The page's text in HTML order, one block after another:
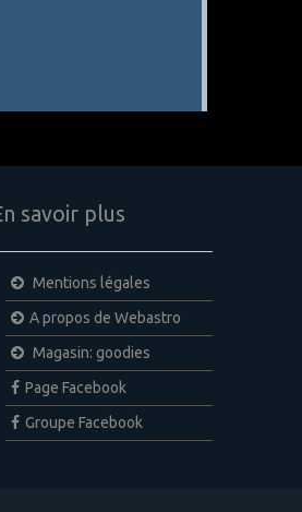
savoir plus
Mentions légales
A propos de Webastro
Magasin: goodies
Page Facebook
Groupe Facebook